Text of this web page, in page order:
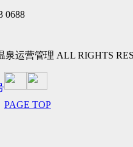
0688
泉运营管理 ALL RIGHTS
PAGE TOP